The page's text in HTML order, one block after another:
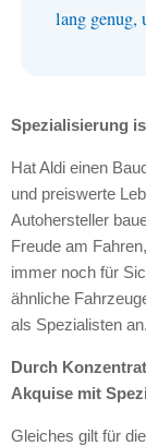
lang genug,
Spezialisierung
Hat Aldi einen
und preiswerte
Autohersteller
Freude am
immer noch für
ähnliche
als Spezialisten an.
Durch
Akquise mit
Gleiches gilt für